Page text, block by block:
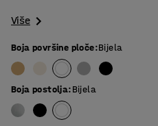
Više
Boja površine ploče:Bijela
Boja postolja:Bijela